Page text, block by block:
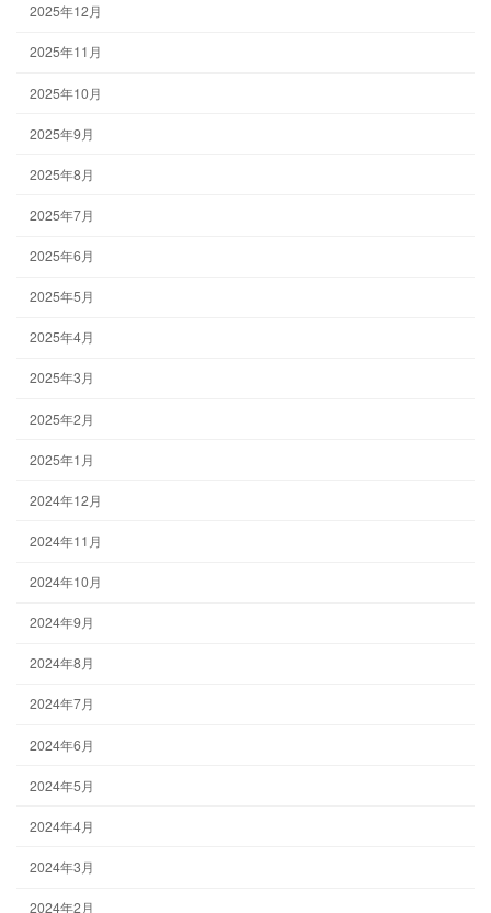
2025年12月
2025年11月
2025年10月
2025年9月
2025年8月
2025年7月
2025年6月
2025年5月
2025年4月
2025年3月
2025年2月
2025年1月
2024年12月
2024年11月
2024年10月
2024年9月
2024年8月
2024年7月
2024年6月
2024年5月
2024年4月
2024年3月
2024年2月